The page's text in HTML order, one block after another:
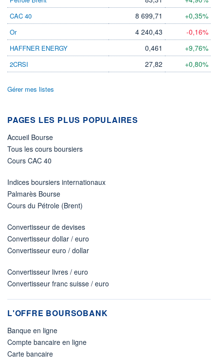
ÉLIGIBILITÉ
Non éligible
+ LISTE
CAC 40 8 699,71 +0,35%
Or 4 240,43 -0,16%
HAFFNER ENERGY 0,461 +9,76%
2CRSI 27,82 +0,80%
Gérer mes listes
PAGES LES PLUS POPULAIRES
Accueil Bourse
Tous les cours boursiers
Cours CAC 40
Indices boursiers internationaux
Palmarès Bourse
Cours du Pétrole (Brent)
Convertisseur de devises
Convertisseur dollar / euro
Convertisseur euro / dollar
Convertisseur livres / euro
Convertisseur franc suisse / euro
L'OFFRE BOURSOBANK
Banque en ligne
Compte bancaire en ligne
Carte bancaire